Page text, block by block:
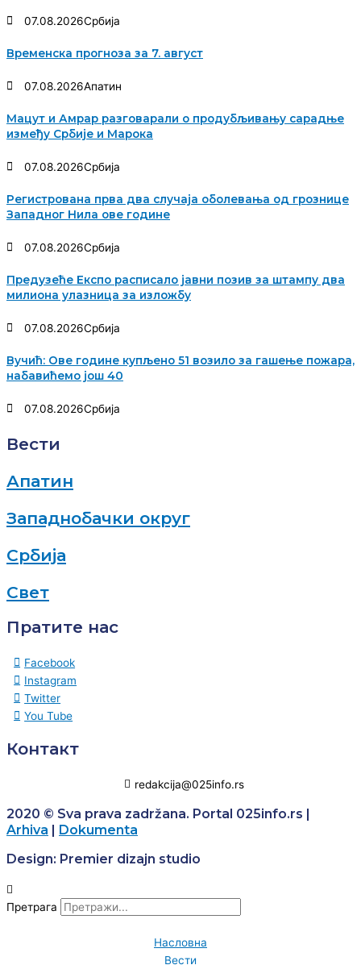
07.08.2026Србија
Временска прогноза за 7. август
07.08.2026Апатин
Мацут и Амрар разговарали о продубљивању сарадње
између Србије и Марока
07.08.2026Србија
Регистрована прва два случаја оболевања од грознице
Западног Нила ове године
07.08.2026Србија
Предузеће Експо расписало јавни позив за штампу два
милиона улазница за изложбу
07.08.2026Србија
Вучић: Ове године купљено 51 возило за гашење пожара,
набавићемо још 40
07.08.2026Србија
Вести
Апатин
Западнобачки округ
Србија
Свет
Пратите нас
Facebook
Instagram
Twitter
You Tube
Контакт
redakcija@025info.rs
2020 © Sva prava zadržana. Portal 025info.rs |
Arhiva | Dokumenta
Design: Premier dizajn studio
Претрага
Насловна
Вести